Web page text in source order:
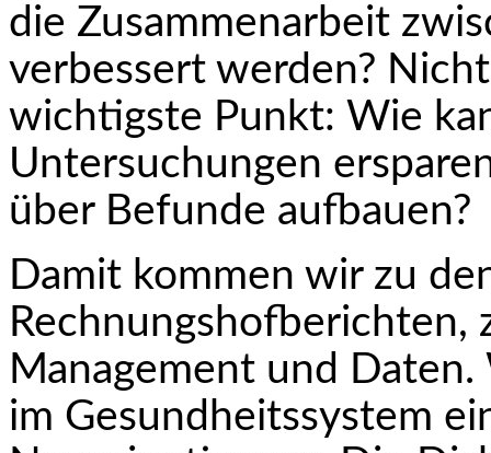
die Zusammenarbeit
verbessert werden?
wichtigste Punkt: Wie
Untersuchungen
über Befunde aufbauen?
Damit kommen wir zu
Management und
im Gesundheitssystem